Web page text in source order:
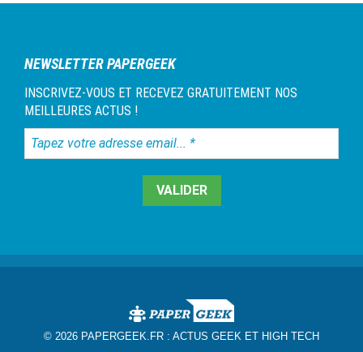
NEWSLETTER PAPERGEEK
INSCRIVEZ-VOUS ET RECEVEZ GRATUITEMENT NOS
MEILLEURES ACTUS !
Tapez
votre
© 2026 PAPERGEEK.FR : ACTUS GEEK ET HIGH TECH